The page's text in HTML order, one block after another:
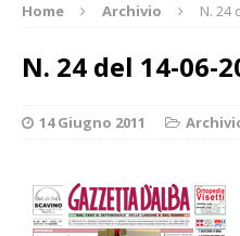
Home Archivio N. 24
N. 24 del 14-06-
14 Giugno 2011